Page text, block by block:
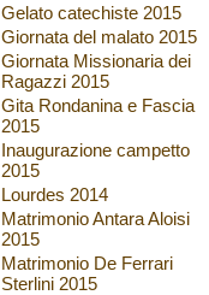
Gelato catechiste 2015
Giornata del malato 2015
Giornata Missionaria dei
Ragazzi 2015
Gita Rondanina e Fascia
2015
Inaugurazione campetto
2015
Lourdes 2014
Matrimonio Antara Aloisi
2015
Matrimonio De Ferrari
Sterlini 2015